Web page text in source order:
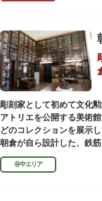
彫刻家として初めて文化
アトリエを公開する美術
どのコレクションを展示
朝倉が自ら設計した、鉄
なる建物は、異なる素材
子を育成した「朝倉彫塑
が濃密な空間を作り出す
谷中エリア